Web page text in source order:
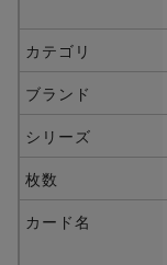
カテゴリ
ブランド
シリーズ
枚数
カード名